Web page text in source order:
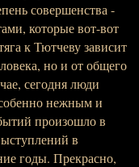
совершенства -
которые вот-вот
к Тютчеву зависит
но и от общего
сегодня люди
нежным и
произошло в
в
годы. Прекрасно,